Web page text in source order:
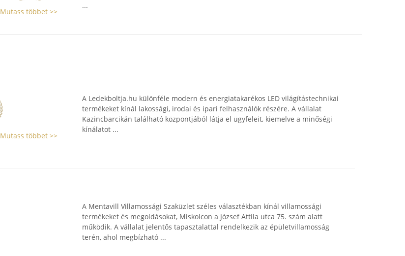
Mutass többet >>
...
Mutass többet >>
A Ledekboltja.hu különféle modern és energiatakarékos LED világítástechnikai
termékeket kínál lakossági, irodai és ipari felhasználók részére. A vállalat
Kazincbarcikán található központjából látja el ügyfeleit, kiemelve a minőségi
kínálatot ...
A Mentavill Villamossági Szaküzlet széles választékban kínál villamossági
termékeket és megoldásokat, Miskolcon a József Attila utca 75. szám alatt
működik. A vállalat jelentős tapasztalattal rendelkezik az épületvillamosság
terén, ahol megbízható ...